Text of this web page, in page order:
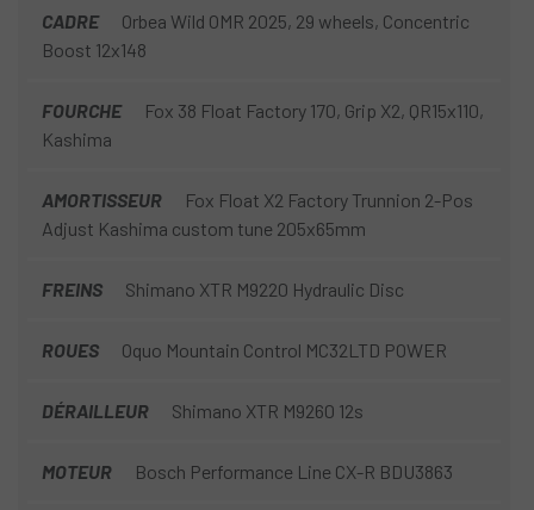
d'éléments superflus, juste l'essentiel pour un pédalage
intense.
CADRE
Orbea Wild OMR 2025, 29 wheels, Concentric
Boost 12x148
FOURCHE
Fox 38 Float Factory 170, Grip X2, QR15x110,
Kashima
AMORTISSEUR
Fox Float X2 Factory Trunnion 2-Pos
Adjust Kashima custom tune 205x65mm
FREINS Shimano XTR M9220 Hydraulic Disc
ROUES Oquo Mountain Control MC32LTD POWER
DÉRAILLEUR Shimano XTR M9260 12s
MOTEUR Bosch Performance Line CX-R BDU3863